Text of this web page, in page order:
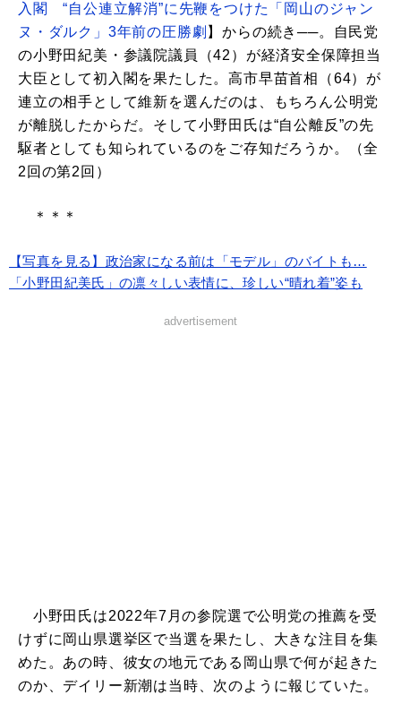
入閣 “自公連立解消”に先鞭をつけた「岡山のジャン
ヌ・ダルク」3年前の圧勝劇 】からの続き──。自民党
の小野田紀美・参議院議員（42）が経済安全保障担当
大臣として初入閣を果たした。高市早苗首相（64）が
連立の相手として維新を選んだのは、もちろん公明党
が離脱したからだ。そして小野田氏は“自公離反”の先
駆者としても知られているのをご存知だろうか。（全
2回の第2回）
＊＊＊
【写真を見る】政治家になる前は「モデル」のバイトも…
「小野田紀美氏」の凛々しい表情に、珍しい“晴れ着”姿も
advertisement
小野田氏は2022年7月の参院選で公明党の推薦を受
けずに岡山県選挙区で当選を果たし、大きな注目を集
めた。あの時、彼女の地元である岡山県で何が起きた
のか、デイリー新潮は当時、次のように報じていた。